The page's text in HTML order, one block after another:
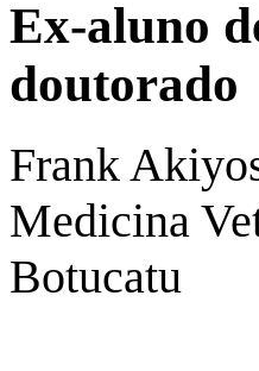
Ex-aluno
doutorado
Frank
Medicina
Botucatu